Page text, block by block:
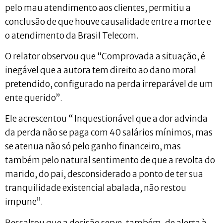
pelo mau atendimento aos clientes, permitiu a
conclusão de que houve causalidade entre a morte e
o atendimento da Brasil Telecom.
O relator observou que “Comprovada a situação, é
inegável que a autora tem direito ao dano moral
pretendido, configurado na perda irreparável de um
ente querido”.
Ele acrescentou “ Inquestionável que a dor advinda
da perda não se paga com 40 salários mínimos, mas
se atenua não só pelo ganho financeiro, mas
também pelo natural sentimento de que a revolta do
marido, do pai, desconsiderado a ponto de ter sua
tranquilidade existencial abalada, não restou
impune”.